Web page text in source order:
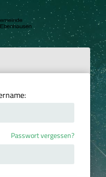
Passwort vergessen?